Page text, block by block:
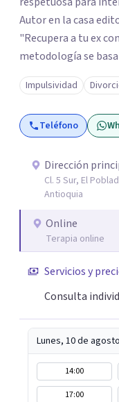
Autor en la casa
"Recupera a tu ex
metodología se
escenarios según la
tres ejes fundamentales: 1- Análisis de
estimación de
relación de pareja 2- Análisis conductual: evaluación de
interacción 3- Soporte emocional: acompañamiento
para la gestión del
Impulsividad
Teléfono
Dirección
Cl. 5 Sur, El
Antioquia
Online
Terapia online
Servicios y
Consulta
Lunes, 10 de agosto
14:00
17:00